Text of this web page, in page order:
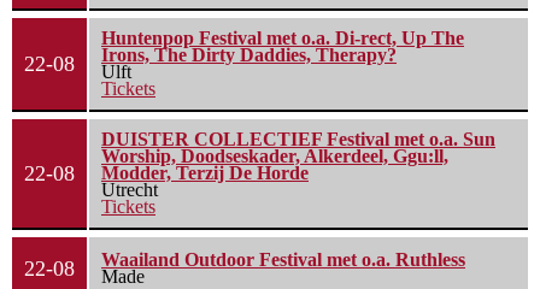
22-08
Huntenpop Festival met o.a. Di-rect, Up The
Irons, The Dirty Daddies, Therapy?
Ulft
Tickets
22-08
DUISTER COLLECTIEF Festival met o.a. Sun
Worship, Doodseskader, Alkerdeel, Ggu:ll,
Modder, Terzij De Horde
Utrecht
Tickets
22-08
Waailand Outdoor Festival met o.a. Ruthless
Made